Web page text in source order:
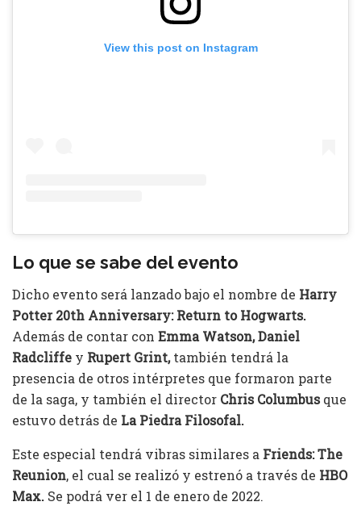
View this post on Instagram
Lo que se sabe del evento
Dicho evento será lanzado bajo el nombre de Harry
Potter 20th Anniversary: Return to Hogwarts.
Además de contar con Emma Watson, Daniel
Radcliffe y Rupert Grint,también tendrá la
presencia de otros intérpretes que formaron parte
de la saga, y también el director Chris Columbusque
estuvo detrás de La Piedra Filosofal.
Este especial tendrá vibras similares a Friends: The
Reunion, el cual se realizó y estrenó a través de HBO
Max. Se podrá ver el 1 de enero de 2022.